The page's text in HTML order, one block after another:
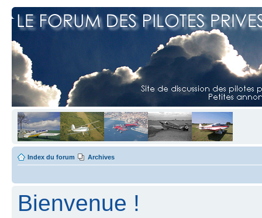
Index du forum Archives
Bienvenue !